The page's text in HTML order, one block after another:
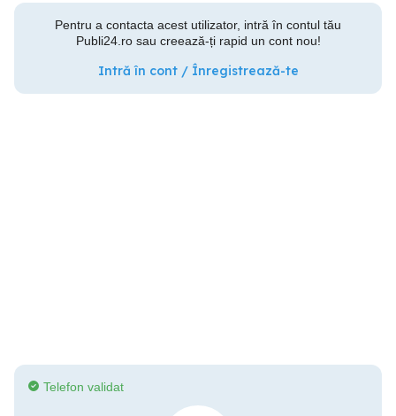
Pentru a contacta acest utilizator, intră în contul tău
Publi24.ro sau creează-ți rapid un cont nou!
Intră în cont / Înregistrează-te
Telefon validat